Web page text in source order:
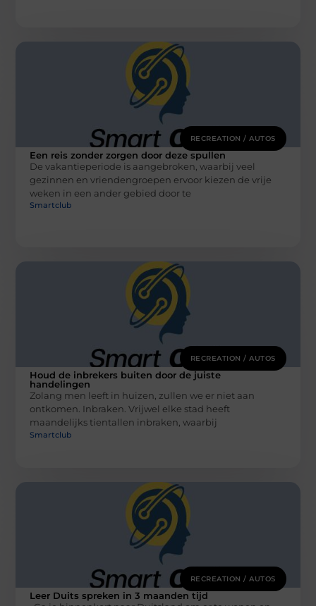
RECREATION / AUTOS
Een reis zonder zorgen door deze spullen
De vakantieperiode is aangebroken, waarbij veel
gezinnen en vriendengroepen ervoor kiezen de vrije
weken in een ander gebied door te
Smartclub
RECREATION / AUTOS
Houd de inbrekers buiten door de juiste
handelingen
Zolang men leeft in huizen, zullen we er niet aan
ontkomen. Inbraken. Vrijwel elke stad heeft
maandelijks tientallen inbraken, waarbij
Smartclub
RECREATION / AUTOS
Leer Duits spreken in 3 maanden tijd